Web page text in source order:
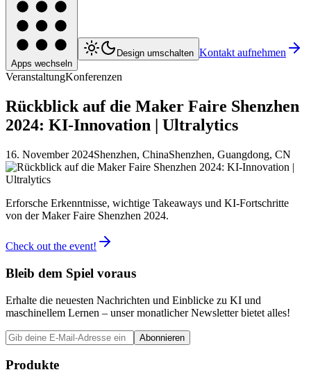
Apps wechseln
Design umschalten Kontakt aufnehmen
VeranstaltungKonferenzen
Rückblick auf die Maker Faire Shenzhen
2024: KI-Innovation | Ultralytics
16. November 2024Shenzhen, ChinaShenzhen, Guangdong, CN
Erforsche Erkenntnisse, wichtige Takeaways und KI-Fortschritte
von der Maker Faire Shenzhen 2024.
Check out the event!
Bleib dem Spiel voraus
Erhalte die neuesten Nachrichten und Einblicke zu KI und
maschinellem Lernen – unser monatlicher Newsletter bietet alles!
Abonnieren
Produkte